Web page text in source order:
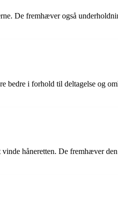
De fremhæver også
i forhold til deltagelse og
håneretten. De fremhæver